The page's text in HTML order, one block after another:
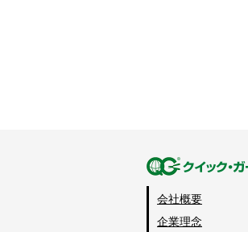
会社概要
企業理念